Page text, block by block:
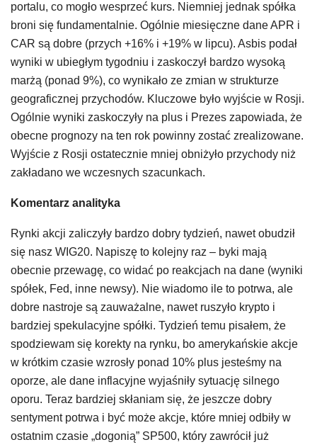
portalu, co mogło wesprzeć kurs. Niemniej jednak spółka
broni się fundamentalnie. Ogólnie miesięczne dane APR i
CAR są dobre (przych +16% i +19% w lipcu). Asbis podał
wyniki w ubiegłym tygodniu i zaskoczył bardzo wysoką
marżą (ponad 9%), co wynikało ze zmian w strukturze
geograficznej przychodów. Kluczowe było wyjście w Rosji.
Ogólnie wyniki zaskoczyły na plus i Prezes zapowiada, że
obecne prognozy na ten rok powinny zostać zrealizowane.
Wyjście z Rosji ostatecznie mniej obniżyło przychody niż
zakładano we wczesnych szacunkach.
Komentarz analityka
Rynki akcji zaliczyły bardzo dobry tydzień, nawet obudził
się nasz WIG20. Napiszę to kolejny raz – byki mają
obecnie przewagę, co widać po reakcjach na dane (wyniki
spółek, Fed, inne newsy). Nie wiadomo ile to potrwa, ale
dobre nastroje są zauważalne, nawet ruszyło krypto i
bardziej spekulacyjne spółki. Tydzień temu pisałem, że
spodziewam się korekty na rynku, bo amerykańskie akcje
w krótkim czasie wzrosły ponad 10% plus jesteśmy na
oporze, ale dane inflacyjne wyjaśniły sytuację silnego
oporu. Teraz bardziej skłaniam się, że jeszcze dobry
sentyment potrwa i być może akcje, które mniej odbiły w
ostatnim czasie „dogonią” SP500, który zawrócił już